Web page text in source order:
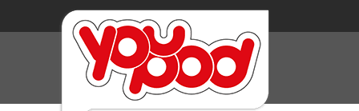
Bei der Rollnacht rollen Inlineskater und
Stadt und genießen den glatten Asphalt.